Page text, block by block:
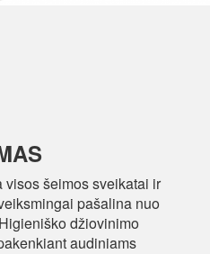
visos šeimos sveikatai ir
pašalina nuo
džiovinimo
audiniams